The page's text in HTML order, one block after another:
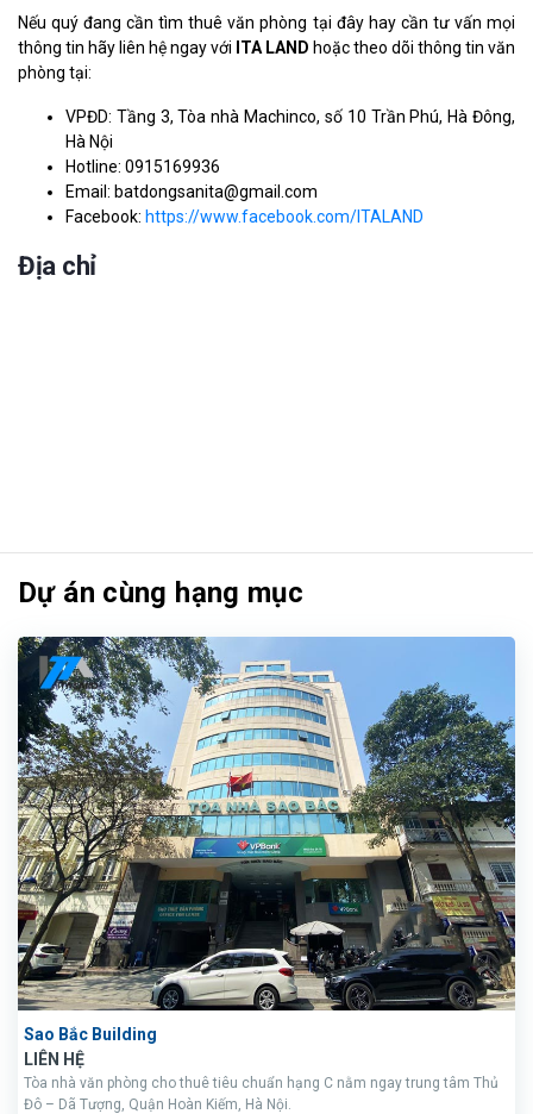
Nếu quý đang cần tìm thuê văn phòng tại đây hay cần tư vấn mọi
thông tin hãy liên hệ ngay với ITA LAND hoặc theo dõi thông tin văn
phòng tại:
VPĐD: Tầng 3, Tòa nhà Machinco, số 10 Trần Phú, Hà Đông,
Hà Nội
Hotline: 0915169936
Email: batdongsanita@gmail.com
Facebook: https://www.facebook.com/ITALAND
Địa chỉ
Dự án cùng hạng mục
Sao Bắc Building
LIÊN HỆ
Tòa nhà văn phòng cho thuê tiêu chuẩn hạng C nằm ngay trung tâm Thủ
Đô – Dã Tượng, Quận Hoàn Kiếm, Hà Nội.